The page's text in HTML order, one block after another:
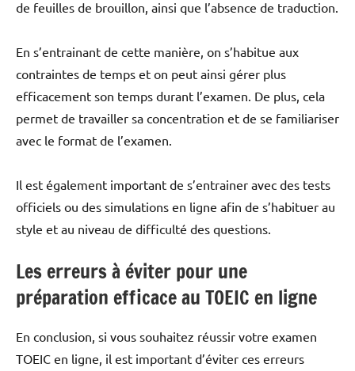
de feuilles de brouillon, ainsi que l’absence de traduction.
En s’entrainant de cette manière, on s’habitue aux
contraintes de temps et on peut ainsi gérer plus
efficacement son temps durant l’examen. De plus, cela
permet de travailler sa concentration et de se familiariser
avec le format de l’examen.
Il est également important de s’entrainer avec des tests
officiels ou des simulations en ligne afin de s’habituer au
style et au niveau de difficulté des questions.
Les erreurs à éviter pour une
préparation efficace au TOEIC en ligne
En conclusion, si vous souhaitez réussir votre examen
TOEIC en ligne, il est important d’éviter ces erreurs